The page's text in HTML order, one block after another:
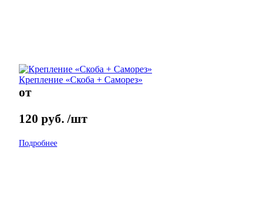
Крепление «Скоба + Саморез»
от
120 руб. /шт
Подробнее